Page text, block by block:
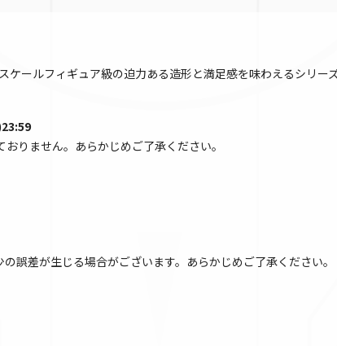
ケールフィギュア級の迫力ある造形と満足感を味わえるシリー
りません。あらかじめご了承ください。
誤差が生じる場合がございます。あらかじめご了承ください。